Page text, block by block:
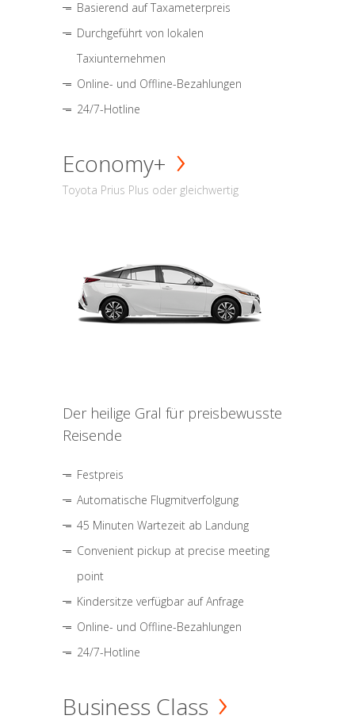
Basierend auf Taxameterpreis
Durchgeführt von lokalen
Taxiunternehmen
Online- und Offline-Bezahlungen
24/7-Hotline
Economy+
Toyota Prius Plus oder gleichwertig
Der heilige Gral für preisbewusste
Reisende
Festpreis
Automatische Flugmitverfolgung
45 Minuten Wartezeit ab Landung
Convenient pickup at precise meeting
point
Kindersitze verfügbar auf Anfrage
Online- und Offline-Bezahlungen
24/7-Hotline
Business Class